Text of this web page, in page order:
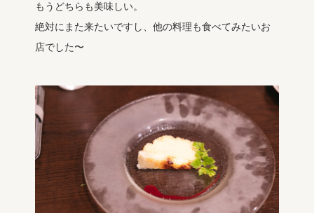
もうどちらも美味しい。
絶対にまた来たいですし、他の料理も食べてみたいお
店でした〜